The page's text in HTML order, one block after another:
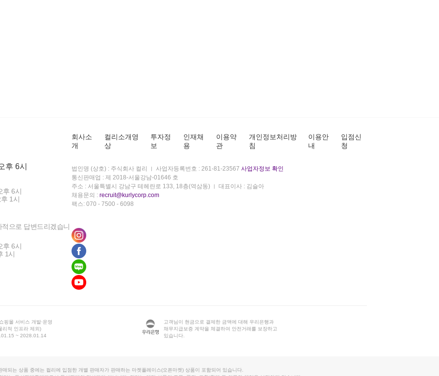
후 6시
후 6시
1시
으로 답변드리겠습니
후 6시
1시
회사소
개
컬리소개영
상
투자정
보
인재채
용
이용약
관
개인정보처리방
침
이용안
내
입점신
청
법인명 (상호) : 주식회사 컬리 사업자등록번호 : 261-81-23567 사업자정보 확인
통신판매업 : 제 2018-서울강남-01646 호
주소 : 서울특별시 강남구 테헤란로 133, 18층(역삼동)
대표이사 : 김슬아
채용문의 : recruit@kurlycorp.com
팩스: 070 - 7500 - 6098
핑몰 서비스 개발·운영
리적 인프라 제외)
~ 2028.01.14
고객님이 현금으로 결제한 금액에 대해 우리은행과
채무지급보증 계약을 체결하여 안전거래를 보장하고
있습니다.
매되는 상품 중에는 컬리에 입점한 개별 판매자가 판매하는 마켓플레이스(오픈마켓) 상품이 포함되어 있습니다.